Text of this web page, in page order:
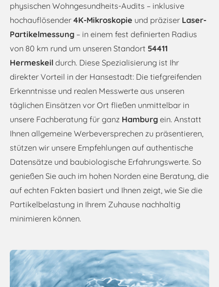
physischen Wohngesundheits-Audits – inklusive
hochauflösender 4K-Mikroskopie und präziser Laser-
Partikelmessung – in einem fest definierten Radius
von 80 km rund um unseren Standort 54411
Hermeskeil durch. Diese Spezialisierung ist Ihr
direkter Vorteil in der Hansestadt: Die tiefgreifenden
Erkenntnisse und realen Messwerte aus unseren
täglichen Einsätzen vor Ort fließen unmittelbar in
unsere Fachberatung für ganz Hamburg ein. Anstatt
Ihnen allgemeine Werbeversprechen zu präsentieren,
stützen wir unsere Empfehlungen auf authentische
Datensätze und baubiologische Erfahrungswerte. So
genießen Sie auch im hohen Norden eine Beratung, die
auf echten Fakten basiert und Ihnen zeigt, wie Sie die
Partikelbelastung in Ihrem Zuhause nachhaltig
minimieren können.